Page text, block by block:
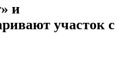
и
участок с